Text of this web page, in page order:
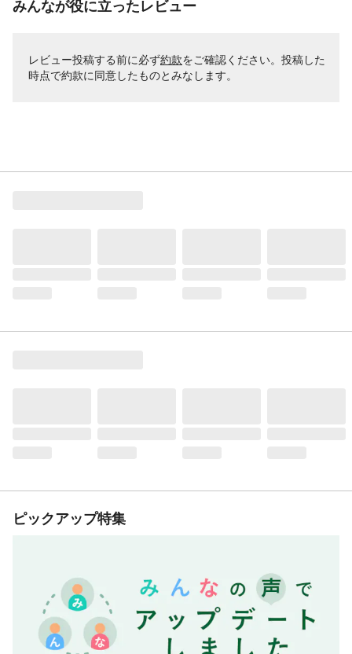
ください。 ※製品が濡れた状態で使用しな
様の手の届くところには置かないでくださ
い。 ※衣服、服が絡まると危険なため十分
みんなが役に立ったレビュー
レビュー投稿する前に必ず約款をご確認ください。投稿した
時点で約款に同意したものとみなします。
ピックアップ特集